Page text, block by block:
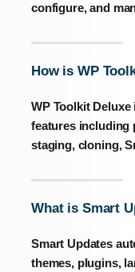
configure, and
How is WP
WP Toolkit
features including
staging, cloning,
What is Smart
Smart Updates
themes, plugins,